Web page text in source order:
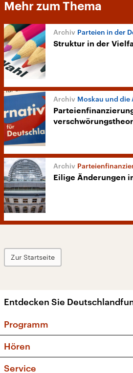
Mehr zum Thema
Parteien in der
Struktur in der
Moskau und die
Eilige Änderungen
Zur Startseite
Entdecken Sie
Programm
Sendungen und Podcasts
Hören
Service